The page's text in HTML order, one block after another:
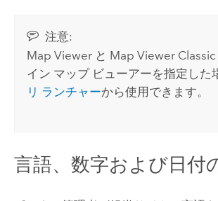
注意:
Map Viewer と Map Viewer Classic
イン マップ ビューアーを指定した
リ ランチャーから使用できます。
言語、数字および日付